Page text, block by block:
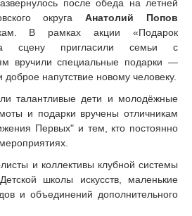
после обеда на летней
округаАнатолий Попов
В рамках акции «Подарок
сцену пригласили семьи с
вручили специальные подарки —
напутствие новому человеку.
талантливые дети и молодёжные
и подарки вручены отличникам
Первых" и тем, кто постоянно
и коллективы клубной системы
школы искусств, маленькие
и объединений дополнительного